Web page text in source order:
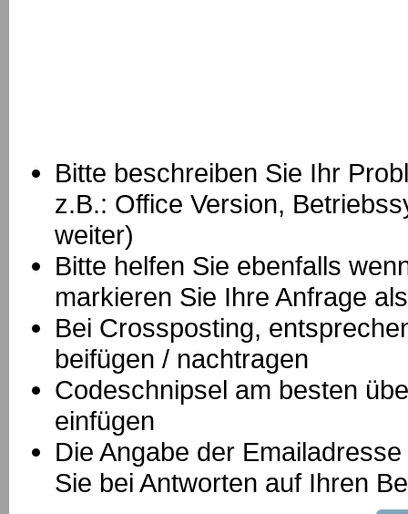
Bitte beschreiben Sie Ihr
z.B.: Office Version,
weiter)
Bitte helfen Sie ebenfalls
markieren Sie Ihre Anfrage
Bei Crossposting,
beifügen / nachtragen
Codeschnipsel am besten
einfügen
Die Angabe der
Sie bei Antworten auf Ihren